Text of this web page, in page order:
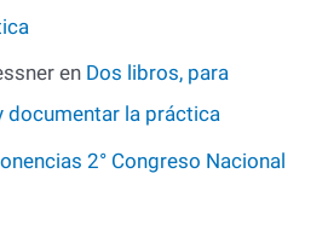
en Dos libros, para
documentar la práctica
2° Congreso Nacional